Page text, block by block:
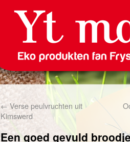
← Verse peulvruchten uit
Kimswerd
Een goed gevuld